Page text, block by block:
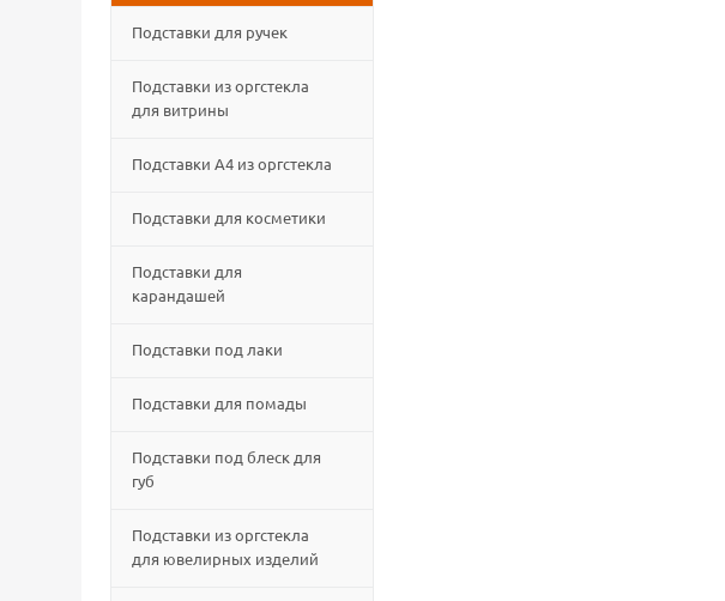
Подставки для ручек
Подставки из оргстекла
для витрины
Подставки А4 из оргстекла
Подставки для косметики
Подставки для
карандашей
Подставки под лаки
Подставки для помады
Подставки под блеск для
губ
Подставки из оргстекла
для ювелирных изделий